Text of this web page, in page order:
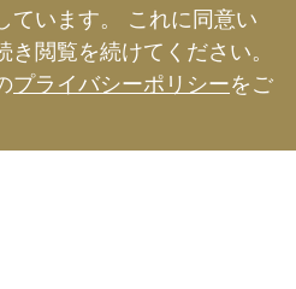
（土、日、祝日を除
く）
心安全な旅行体験をお届けする
いたします | TravelChina
ています。 これに同意い
閲覧を続けてください。
プライバシーポリシーをご